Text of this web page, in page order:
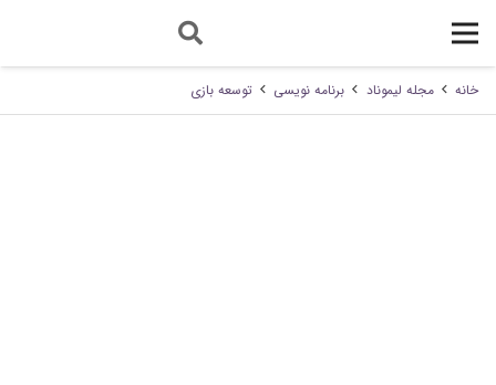
خانه مجله لیموناد برنامه نویسی توسعه بازی